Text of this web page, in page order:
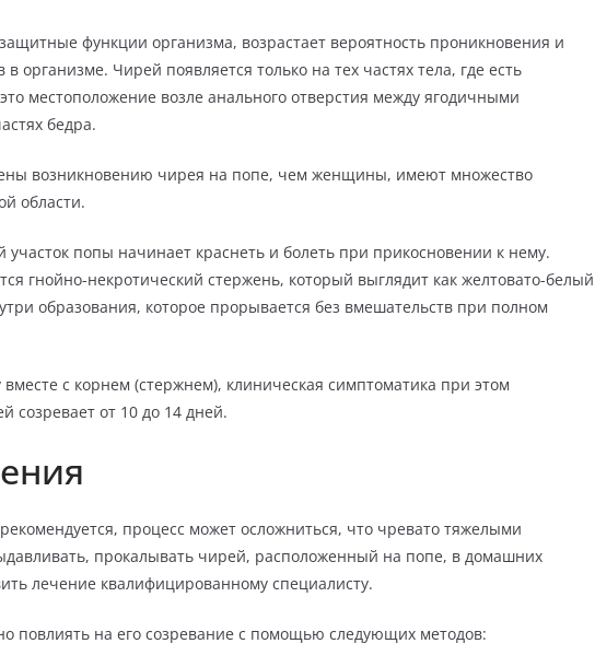
функции организма, возрастает вероятность проникновения и
в организме. Чирей появляется только на тех частях тела, где есть
местоположение возле анального отверстия между ягодичными
бедра.
возникновению чирея на попе, чем женщины, имеют множество
области.
попы начинает краснеть и болеть при прикосновении к нему.
гнойно-некротический стержень, который выглядит как желтовато-белый
образования, которое прорывается без вмешательств при полном
с корнем (стержнем), клиническая симптоматика при этом
созревает от 10 до 14 дней.
процесс может осложниться, что чревато тяжелыми
прокалывать чирей, расположенный на попе, в домашних
лечение квалифицированному специалисту.
повлиять на его созревание с помощью следующих методов: